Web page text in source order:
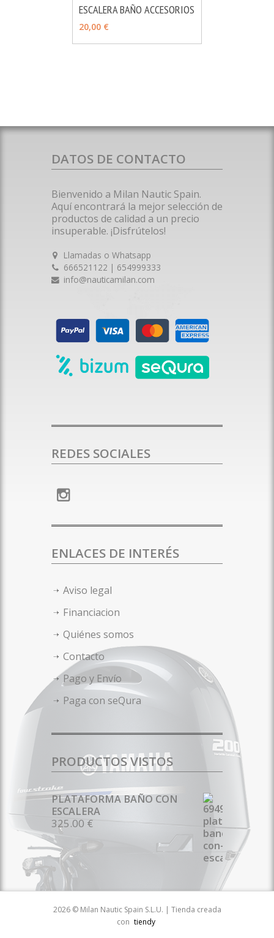
ESCALERA BAÑO ACCESORIOS
20,00 €
DATOS DE CONTACTO
Bienvenido a Milan Nautic Spain.
Aquí encontrará la mejor selección de
productos de calidad a un precio
insuperable. ¡Disfrútelos!
Llamadas o Whatsapp
666521122 | 654999333
info@nauticamilan.com
REDES SOCIALES
ENLACES DE INTERÉS
Aviso legal
Financiacion
Quiénes somos
Contacto
Pago y Envío
Paga con seQura
PRODUCTOS VISTOS
PLATAFORMA BAÑO CON
ESCALERA
325.00 €
2026 © Milan Nautic Spain S.L.U. | Tienda creada
con tiendy